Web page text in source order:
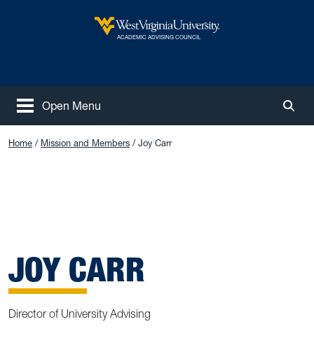
West Virginia University
ACADEMIC ADVISING COUNCIL
Open Menu
Home Mission and Members Joy Carr
JOY CARR
Director of University Advising